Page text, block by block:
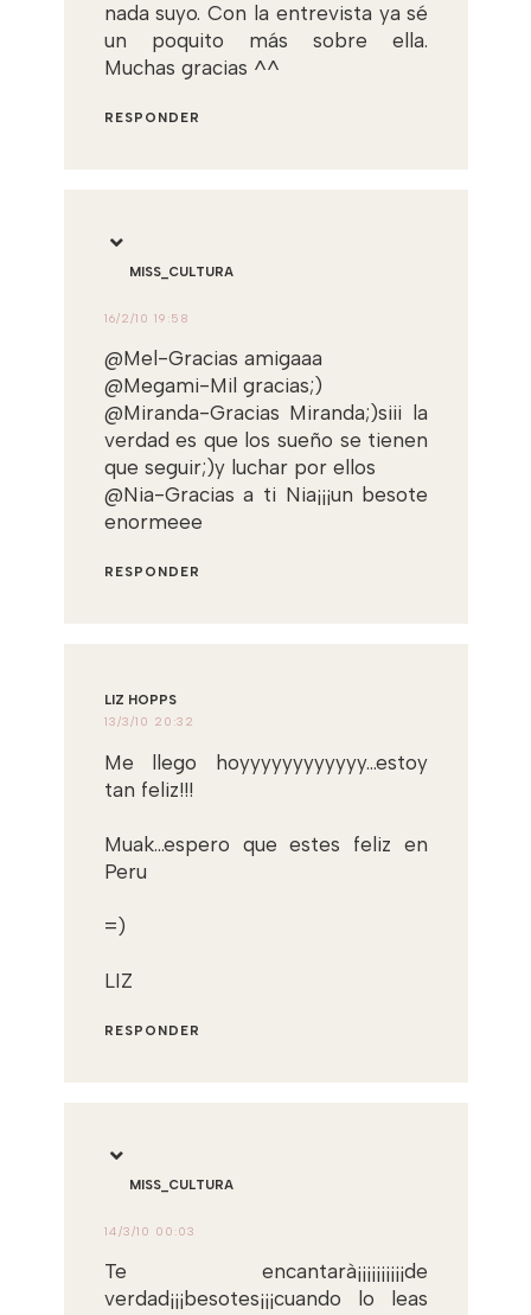
nada suyo. Con la entrevista ya sé
un poquito más sobre ella.
Muchas gracias ^^
RESPONDER
MISS_CULTURA
16/2/10 19:58
@Mel-Gracias amigaaa
@Megami-Mil gracias;)
@Miranda-Gracias Miranda;)siii la
verdad es que los sueño se tienen
que seguir;)y luchar por ellos
@Nia-Gracias a ti Nia¡¡¡un besote
enormeee
RESPONDER
LIZ HOPPS
13/3/10 20:32
Me llego hoyyyyyyyyyyyy...estoy
tan feliz!!!
Muak...espero que estes feliz en
Peru
=)
LIZ
RESPONDER
MISS_CULTURA
14/3/10 00:03
Te encantarà¡¡¡¡¡¡¡¡¡¡de
verdad¡¡¡besotes¡¡¡cuando lo leas